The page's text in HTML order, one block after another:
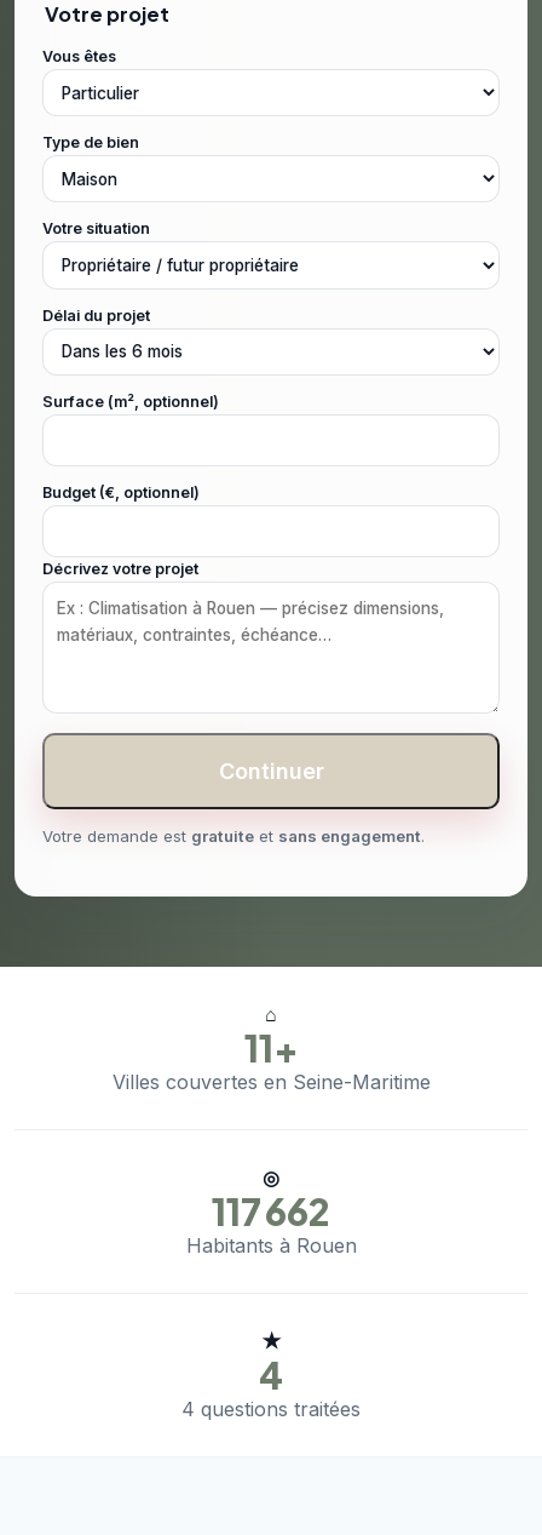
Votre projet
Vous êtes
Type de bien
Votre situation
Délai du projet
Surface (m², optionnel)
Budget (€, optionnel)
Décrivez votre projet
Continuer
Votre demande est gratuite et sans engagement.
⌂
11+
Villes couvertes en Seine-Maritime
◎
117 662
Habitants à Rouen
★
4
4 questions traitées